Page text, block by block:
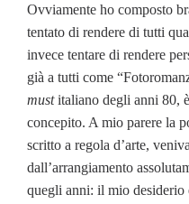
Ovviamente ho composto
tentato di rendere di tutti
invece tentare di rendere
già a tutti come
mustitaliano degli anni 80,
concepito. A mio parere la
scritto a regola d’arte,
dall’arrangiamento
quegli anni: il mio desiderio